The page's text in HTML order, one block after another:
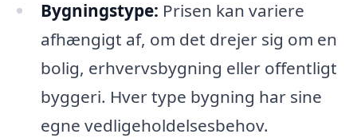
Bygningstype: Prisen kan variere
afhængigt af, om det drejer sig om en
bolig, erhvervsbygning eller offentligt
byggeri. Hver type bygning har sine
egne vedligeholdelsesbehov.